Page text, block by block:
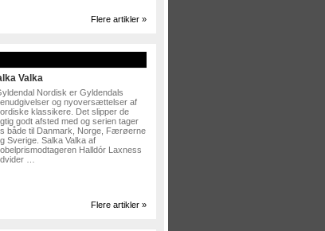
Flere artikler »
Valka
Nordisk er Gyldendals
og nyoversættelser af
klassikere. Det slipper de
godt afsted med og serien tager
både til Danmark, Norge, Færøerne
Sverige. Salka Valka af
Halldór Laxness
…
Flere artikler »